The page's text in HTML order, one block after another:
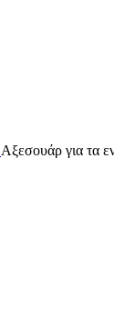
Αξεσουάρ για τα